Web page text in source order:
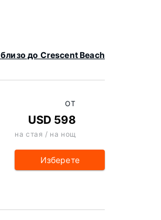
до Crescent Beach
ОТ
USD 598
на стая / на нощ
Изберете